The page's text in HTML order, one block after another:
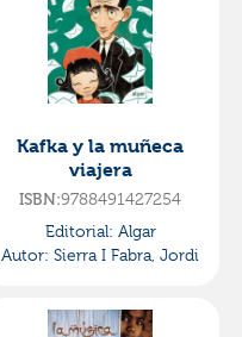
Kafka y la muñeca
viajera
ISBN:9788491427254
Editorial: Algar
Autor: Sierra I Fabra, Jordi